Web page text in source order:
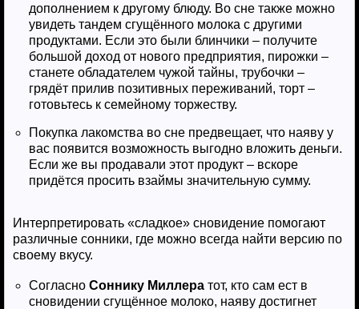
дополнением к другому блюду. Во сне также можно
увидеть тандем сгущённого молока с другими
продуктами. Если это были блинчики – получите
большой доход от нового предприятия, пирожки –
станете обладателем чужой тайны, трубочки –
грядёт прилив позитивных переживаний, торт –
готовьтесь к семейному торжеству.
Покупка лакомства во сне предвещает, что наяву у
вас появится возможность выгодно вложить деньги.
Если же вы продавали этот продукт – вскоре
придётся просить взаймы значительную сумму.
Интерпретировать «сладкое» сновидение помогают
различные сонники, где можно всегда найти версию по
своему вкусу.
Согласно Соннику Миллера тот, кто сам ест в
сновидении сгущённое молоко, наяву достигнет